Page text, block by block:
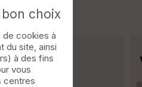
de la zone
choix
de cookies à
du site, ainsi
à des fins
vous
centres